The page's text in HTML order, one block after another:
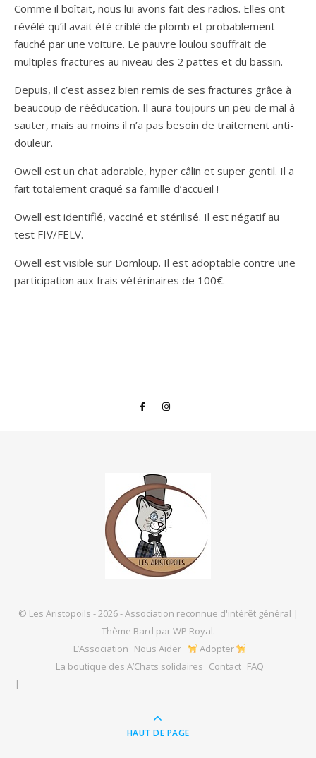
Comme il boîtait, nous lui avons fait des radios. Elles ont
révélé qu’il avait été criblé de plomb et probablement
fauché par une voiture. Le pauvre loulou souffrait de
multiples fractures au niveau des 2 pattes et du bassin.
Depuis, il c’est assez bien remis de ses fractures grâce à
beaucoup de rééducation. Il aura toujours un peu de mal à
sauter, mais au moins il n’a pas besoin de traitement anti-
douleur.
Owell est un chat adorable, hyper câlin et super gentil. Il a
fait totalement craqué sa famille d’accueil !
Owell est identifié, vacciné et stérilisé. Il est négatif au
test FIV/FELV.
Owell est visible sur Domloup. Il est adoptable contre une
participation aux frais vétérinaires de 100€.
© Les Aristopoils - 2026 - Association reconnue d'intérêt général |
Thème Bard parWP Royal.
L’Association Nous Aider
Adopter
La boutique des A’Chats solidaires Contact FAQ
HAUT DE PAGE